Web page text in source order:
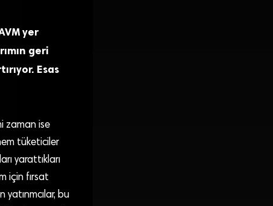
yer
geri
Esas
zaman ise
tüketiciler
yarattıkları
için fırsat
bu